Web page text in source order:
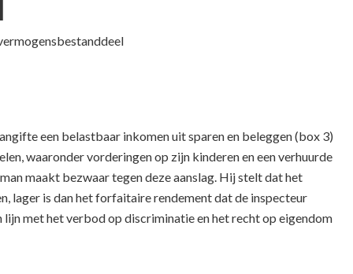
een belastbaar inkomen uit sparen en beleggen (box 3)
waaronder vorderingen op zijn kinderen en een verhuurde
maakt bezwaar tegen deze aanslag. Hij stelt dat het
lager is dan het forfaitaire rendement dat de inspecteur
met het verbod op discriminatie en het recht op eigendom